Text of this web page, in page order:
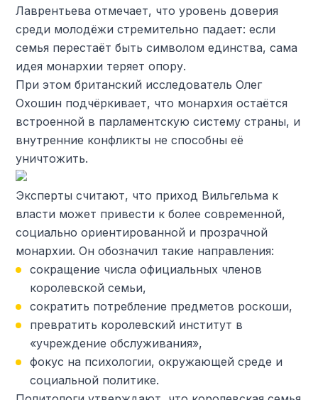
Лаврентьева отмечает, что уровень доверия
среди молодёжи стремительно падает: если
семья перестаёт быть символом единства, сама
идея монархии теряет опору.
При этом британский исследователь Олег
Охошин подчёркивает, что монархия остаётся
встроенной в парламентскую систему страны, и
внутренние конфликты не способны её
уничтожить.
Эксперты считают, что приход Вильгельма к
власти может привести к более современной,
социально ориентированной и прозрачной
монархии. Он обозначил такие направления:
сокращение числа официальных членов
королевской семьи,
сократить потребление предметов роскоши,
превратить королевский институт в
«учреждение обслуживания»,
фокус на психологии, окружающей среде и
социальной политике.